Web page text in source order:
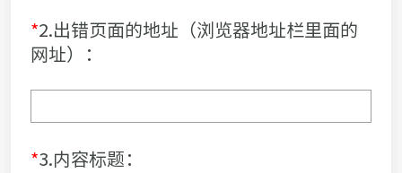
*2.出错页面的地址（浏览器地址栏里面的
网址）：
*3.内容标题：